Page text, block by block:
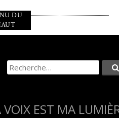
DU
Recherche
pour
VOIX EST MA